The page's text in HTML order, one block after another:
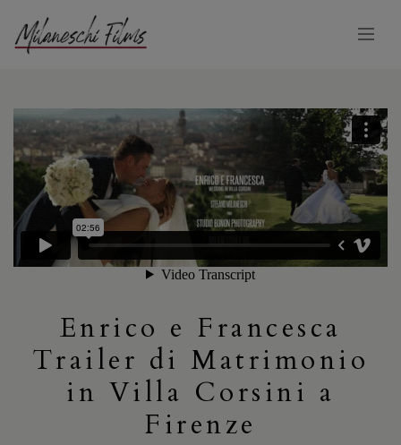
Enrico e Francesca
Trailer di Matrimonio
in Villa Corsini a
Firenze